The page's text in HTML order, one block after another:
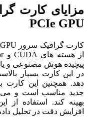
PCIe GPU
پیچیده هوش مصنوعی و
در این کارت بسیار
جدید مناسب است و می
بهینه کند. استفاده
افزایش دقت در تحلیل